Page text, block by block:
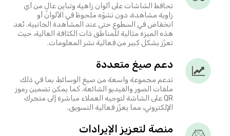
تحافظ الشاشات على ألوان زاهية وتباين عالٍ من أي
زاوية مشاهدة، دون تشوّه ملحوظ في الألوان أو
انخفاض في السطوع حتى عند المشاهدة الجانبية. تُعد
هذه الميزة مثالية للمناطق ذات الكثافة العالية، حيث
تعزّز بشكل كبير من فعالية نشر المعلومات.
دعم صيغ متعددة
تدعم مجموعة واسعة من صيغ الوسائط، بما في ذلك
ملفات الصور والفيديو الشائعة. كما يمكن تضمين رموز
QR على الشاشة لتوجيه العملاء مباشرة إلى متجرك
الإلكتروني، مما يعزّز فعالية التسويق.
منصة لتعزيز الإيرادات